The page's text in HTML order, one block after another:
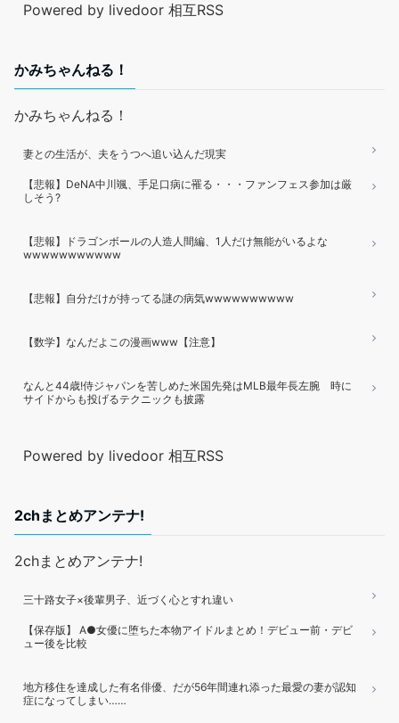
Powered by livedoor 相互RSS
かみちゃんねる！
かみちゃんねる！
妻との生活が、夫をうつへ追い込んだ現実
【悲報】DeNA中川颯、手足口病に罹る・・・ファンフェス参加は厳
しそう?
【悲報】ドラゴンボールの人造人間編、1人だけ無能がいるよな
wwwwwwwwwww
【悲報】自分だけが持ってる謎の病気wwwwwwwwww
【数学】なんだよこの漫画www【注意】
なんと44歳!侍ジャパンを苦しめた米国先発はMLB最年長左腕 時に
サイドからも投げるテクニックも披露
Powered by livedoor 相互RSS
2chまとめアンテナ!
2chまとめアンテナ!
三十路女子×後輩男子、近づく心とすれ違い
【保存版】 A●女優に堕ちた本物アイドルまとめ！デビュー前・デビ
ュー後を比較
地方移住を達成した有名俳優、だが56年間連れ添った最愛の妻が認知
症になってしまい……